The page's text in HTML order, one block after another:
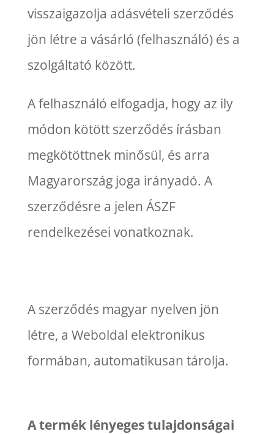
visszaigazolja adásvételi szerződés
jön létre a vásárló (felhasználó) és a
szolgáltató között.
A felhasználó elfogadja, hogy az ily
módon kötött szerződés írásban
megkötöttnek minősül, és arra
Magyarország joga irányadó. A
szerződésre a jelen ÁSZF
rendelkezései vonatkoznak.
A szerződés magyar nyelven jön
létre, a Weboldal elektronikus
formában, automatikusan tárolja.
A termék lényeges tulajdonságai